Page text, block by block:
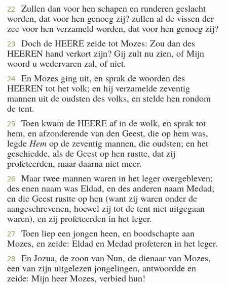
22
Zullen dan voor hen schapen en runderen geslacht
worden, dat voor hen genoeg zij? zullen al de vissen der
zee voor hen verzameld worden, dat voor hen genoeg zij?
23
Doch de HEERE zeide tot Mozes: Zou dan des
HEEREN hand verkort zijn? Gij zult nu zien, of Mijn
woord u wedervaren zal, of niet.
24
En Mozes ging uit, en sprak de woorden des
HEEREN tot het volk; en hij verzamelde zeventig
mannen uit de oudsten des volks, en stelde hen rondom
de tent.
25
Toen kwam de HEERE af in de wolk, en sprak tot
hem, en afzonderende van den Geest, die op hem was,
legde Hem op de zeventig mannen, die oudsten; en het
geschiedde, als de Geest op hen rustte, dat zij
profeteerden, maar daarna niet meer.
26
Maar twee mannen waren in het leger overgebleven;
des enen naam was Eldad, en des anderen naam Medad;
en die Geest rustte op hen (want zij waren onder de
aangeschrevenen, hoewel zij tot de tent niet uitgegaan
waren), en zij profeteerden in het leger.
27
Toen liep een jongen heen, en boodschapte aan
Mozes, en zeide: Eldad en Medad profeteren in het leger.
28
En Jozua, de zoon van Nun, de dienaar van Mozes,
een van zijn uitgelezen jongelingen, antwoordde en
zeide: Mijn heer Mozes, verbied hun!